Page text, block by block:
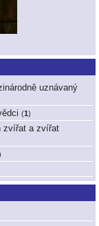
uznávaný
(1)
zvířat a zvířat